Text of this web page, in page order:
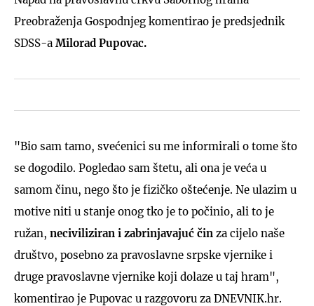
Preobraženja Gospodnjeg komentirao je predsjednik
SDSS-a Milorad Pupovac.
"Bio sam tamo, svećenici su me informirali o tome što
se dogodilo. Pogledao sam štetu, ali ona je veća u
samom činu, nego što je fizičko oštećenje. Ne ulazim u
motive niti u stanje onog tko je to počinio, ali to je
ružan, neciviliziran i zabrinjavajuć čin za cijelo naše
društvo, posebno za pravoslavne srpske vjernike i
druge pravoslavne vjernike koji dolaze u taj hram",
komentirao je Pupovac u razgovoru za DNEVNIK.hr.